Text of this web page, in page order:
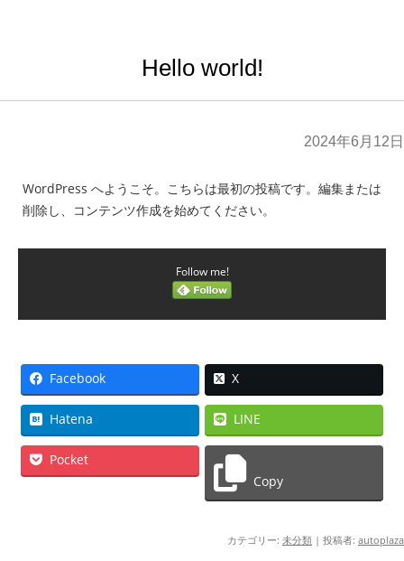
Hello world!
2024年6月12日
WordPress へようこそ。こちらは最初の投稿です。編集または
削除し、コンテンツ作成を始めてください。
Follow me!
Facebook X
Hatena LINE
Pocket
Copy
カテゴリー: 未分類 | 投稿者: autoplaza